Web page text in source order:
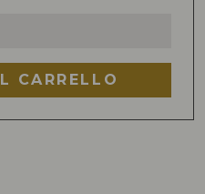
CARRELLO